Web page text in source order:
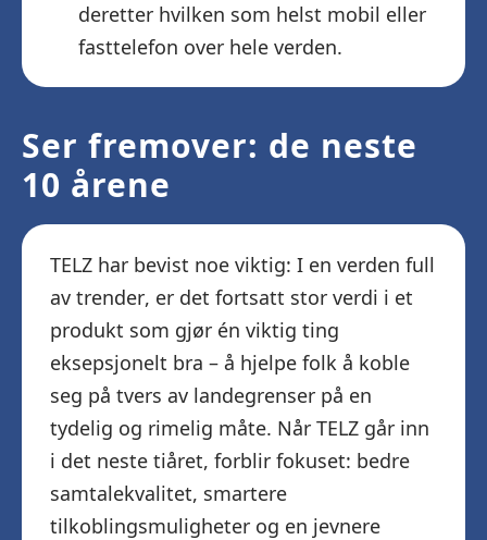
deretter hvilken som helst mobil eller
fasttelefon over hele verden.
Ser fremover: de neste
10 årene
TELZ har bevist noe viktig: I en verden full
av trender, er det fortsatt stor verdi i et
produkt som gjør én viktig ting
eksepsjonelt bra – å hjelpe folk å koble
seg på tvers av landegrenser på en
tydelig og rimelig måte. Når TELZ går inn
i det neste tiåret, forblir fokuset: bedre
samtalekvalitet, smartere
tilkoblingsmuligheter og en jevnere